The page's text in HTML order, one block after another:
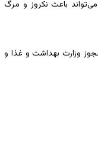
می‌تواند باعث نکروز و مرگ
وزارت بهداشت و غذا و